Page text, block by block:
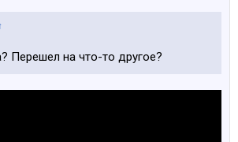
Перешел на что-то другое?